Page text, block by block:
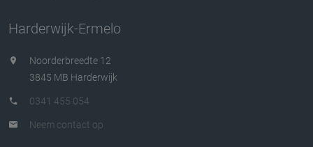
Harderwijk-Ermelo
Noorderbreedte 12
3845 MB Harderwijk
0341 455 054
Neem contact op